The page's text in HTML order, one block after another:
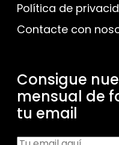
Política de
Contacte con
Consigue
mensual de
tu email